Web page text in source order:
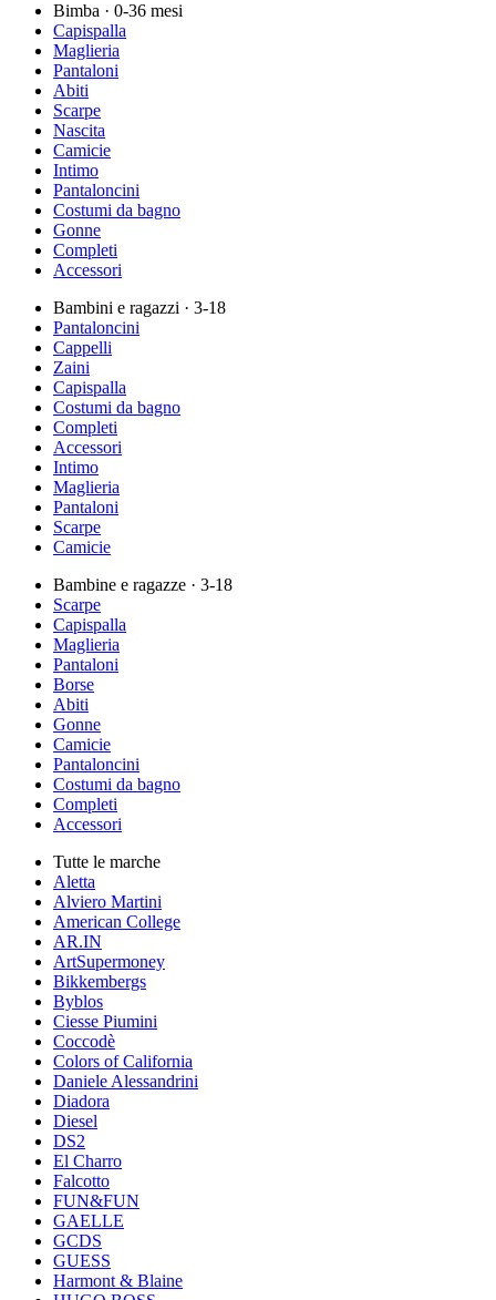
Bimba · 0-36 mesi
Capispalla
Maglieria
Pantaloni
Abiti
Scarpe
Nascita
Camicie
Intimo
Pantaloncini
Costumi da bagno
Gonne
Completi
Accessori
Bambini e ragazzi · 3-18
Pantaloncini
Cappelli
Zaini
Capispalla
Costumi da bagno
Completi
Accessori
Intimo
Maglieria
Pantaloni
Scarpe
Camicie
Bambine e ragazze · 3-18
Scarpe
Capispalla
Maglieria
Pantaloni
Borse
Abiti
Gonne
Camicie
Pantaloncini
Costumi da bagno
Completi
Accessori
Tutte le marche
Aletta
Alviero Martini
American College
AR.IN
ArtSupermoney
Bikkembergs
Byblos
Ciesse Piumini
Coccodè
Colors of California
Daniele Alessandrini
Diadora
Diesel
DS2
El Charro
Falcotto
FUN&FUN
GAELLE
GCDS
GUESS
Harmont & Blaine